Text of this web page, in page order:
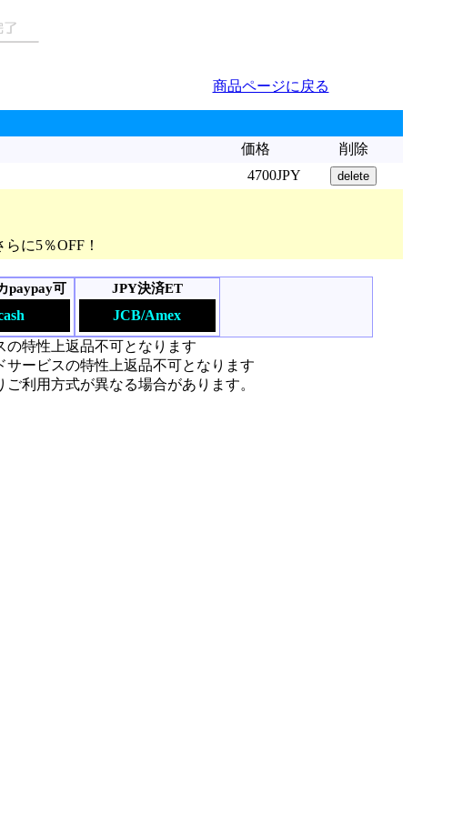
商品ページに戻る
価格
削除
4700JPY
に5％OFF！
paypay可 JPY決済ET
JCB/Amex
の特性上返品不可となります
ービスの特性上返品不可となります
利用方式が異なる場合があります。